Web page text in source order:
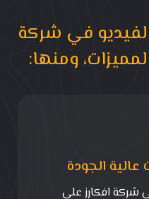
في شركة
ومنها:
الجودة
شركة افكارز على